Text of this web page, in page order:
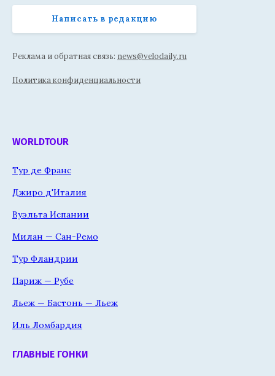
Написать в редакцию
Реклама и обратная связь: news@velodaily.ru
Политика конфиденциальности
WORLDTOUR
Тур де Франс
Джиро д'Италия
Вуэльта Испании
Милан — Сан-Ремо
Тур Фландрии
Париж — Рубе
Льеж — Бастонь — Льеж
Иль Ломбардия
ГЛАВНЫЕ ГОНКИ